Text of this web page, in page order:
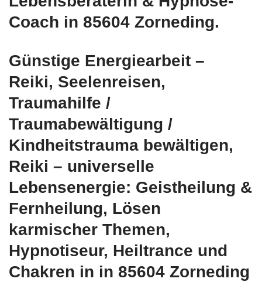
Coach in 85604 Zorneding.
Günstige Energiearbeit –
Reiki, Seelenreisen,
Traumahilfe /
Traumabewältigung /
Kindheitstrauma bewältigen,
Reiki – universelle
Lebensenergie: Geistheilung &
Fernheilung, Lösen
karmischer Themen,
Hypnotiseur, Heiltrance und
Chakren in in 85604 Zorneding